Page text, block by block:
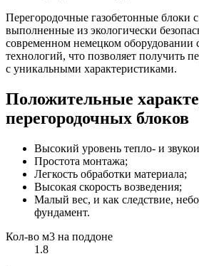
Перегородочные газобетонные блоки
выполненные из экологически
современном немецком
технологий, что позволяет получить
с уникальными характеристиками.
Положительные
перегородочных блоков
Высокий уровень тепло- и
Простота монтажа;
Легкость обработки материала;
Высокая скорость возведения;
Малый вес, и как следствие,
фундамент.
Кол-во м3 на поддоне
1.8